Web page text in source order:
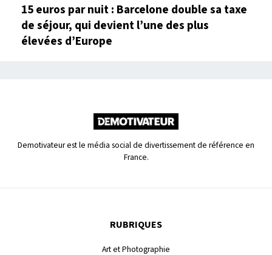
15 euros par nuit : Barcelone double sa taxe
de séjour, qui devient l’une des plus
élevées d’Europe
Demotivateur est le média social de divertissement de référence en
France.
RUBRIQUES
Art et Photographie